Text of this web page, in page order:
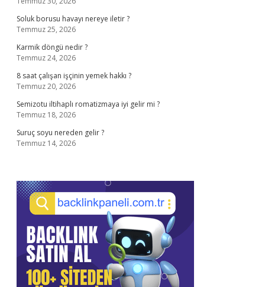
Soluk borusu havayı nereye iletir ?
Temmuz 25, 2026
Karmik döngü nedir ?
Temmuz 24, 2026
8 saat çalışan işçinin yemek hakkı ?
Temmuz 20, 2026
Semizotu iltihaplı romatizmaya iyi gelir mi ?
Temmuz 18, 2026
Suruç soyu nereden gelir ?
Temmuz 14, 2026